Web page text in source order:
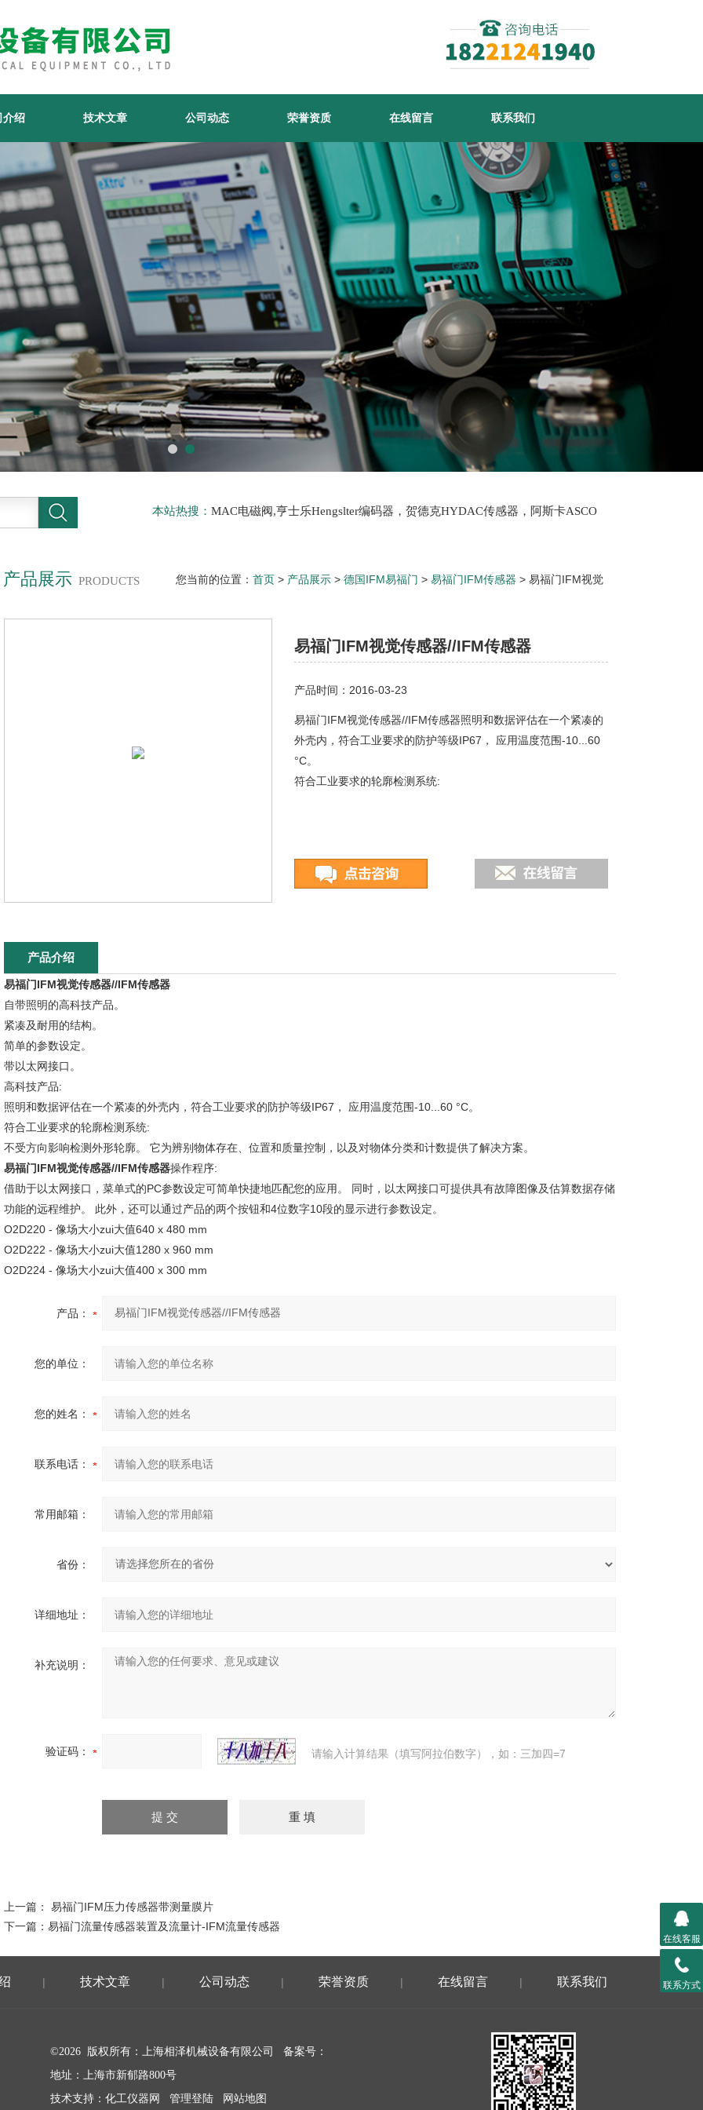
介绍 技术文章 公司动态 荣誉资质 在线留言 联系我们
本站热搜： MAC电磁阀,亨士乐Hengslter编码器，贺德克HYDAC传感器，阿斯卡ASCO
产品展示 PRODUCTS 您当前的位置： 首页 > 产品展示 > 德国IFM易福门 > 易福门IFM传感器 > 易福门IFM视觉
易福门IFM视觉传感器//IFM传感器
产品时间：2016-03-23
易福门IFM视觉传感器//IFM传感器照明和数据评估在一个紧凑的
外壳内，符合工业要求的防护等级IP67， 应用温度范围-10...60
°C。
符合工业要求的轮廓检测系统:
产品介绍
易福门IFM视觉传感器//IFM传感器
自带照明的高科技产品。
紧凑及耐用的结构。
简单的参数设定。
带以太网接口。
高科技产品:
照明和数据评估在一个紧凑的外壳内，符合工业要求的防护等级IP67， 应用温度范围-10...60 °C。
符合工业要求的轮廓检测系统:
不受方向影响检测外形轮廓。 它为辨别物体存在、位置和质量控制，以及对物体分类和计数提供了解决方案。
易福门IFM视觉传感器//IFM传感器操作程序:
借助于以太网接口，菜单式的PC参数设定可简单快捷地匹配您的应用。 同时，以太网接口可提供具有故障图像及估算数据存储
功能的远程维护。 此外，还可以通过产品的两个按钮和4位数字10段的显示进行参数设定。
O2D220 - 像场大小zui大值640 x 480 mm
O2D222 - 像场大小zui大值1280 x 960 mm
O2D224 - 像场大小zui大值400 x 300 mm
产品：
您的单位：
您的姓名：
联系电话：
常用邮箱：
省份：
详细地址：
补充说明：
验证码： 请输入计算结果（填写阿拉伯数字），如：三加四=7
上一篇： 易福门IFM压力传感器带测量膜片
下一篇： 易福门流量传感器装置及流量计-IFM流量传感器
| 技术文章 | 公司动态 | 荣誉资质 | 在线留言 | 联系我们
©2026 版权所有：上海相泽机械设备有限公司 备案号：
地址：上海市新郁路800号
技术支持： 化工仪器网 管理登陆 网站地图
在线客服
联系方式